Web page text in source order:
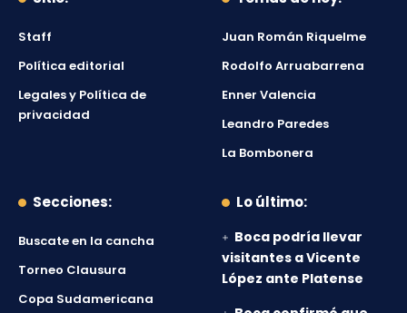
Staff
Política editorial
Legales y Política de
privacidad
Juan Román Riquelme
Rodolfo Arruabarrena
Enner Valencia
Leandro Paredes
La Bombonera
Secciones:
Buscate en la cancha
Torneo Clausura
Copa Sudamericana
Lo último:
Boca podría llevar
visitantes a Vicente
López ante Platense